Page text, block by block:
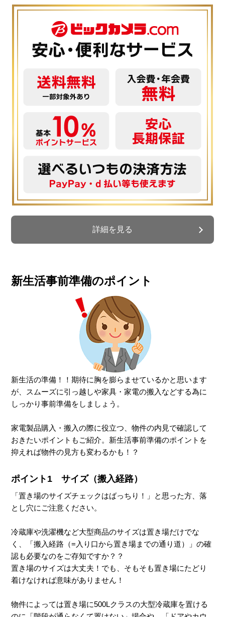
詳細を見る
新生活事前準備のポイント
新生活の準備！！期待に胸を膨らませているかと思います
が、スムーズに引っ越しや家具・家電の搬入などする為に
しっかり事前準備をしましょう。
家電製品購入・搬入の際に役立つ、物件の内見で確認して
おきたいポイントもご紹介。新生活事前準備のポイントを
抑えれば物件の見方も変わるかも！？
ポイント1 サイズ（搬入経路）
「置き場のサイズチェックはばっちり！」と思った方、落
とし穴にご注意ください。
冷蔵庫や洗濯機など大型商品のサイズは置き場だけでな
く、「搬入経路（=入り口から置き場までの通り道）」の確
認も必要なのをご存知ですか？？
置き場のサイズは大丈夫！でも、そもそも置き場にたどり
着けなければ意味がありません！
物件によっては置き場に500Lクラスの大型冷蔵庫を置ける